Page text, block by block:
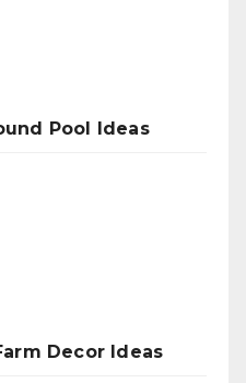
Pool Ideas
Decor Ideas